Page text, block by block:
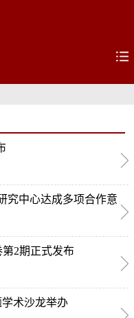
究中心达成多项合作意
2期正式发布
术沙龙举办